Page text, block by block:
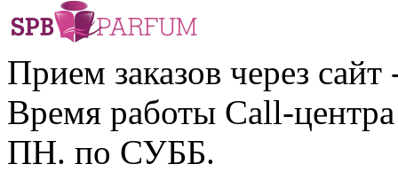
Прием заказов через сайт
Время работы Call-
ПН. по СУББ.